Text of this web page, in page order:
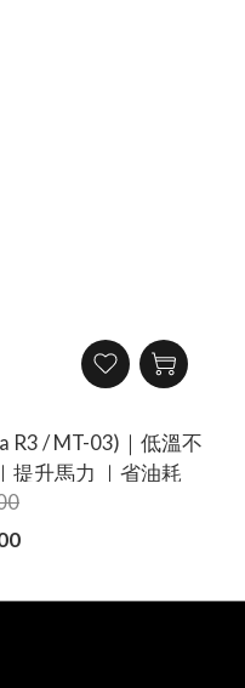
R3 / MT-03)｜低溫不
提升馬力 ｜省油耗